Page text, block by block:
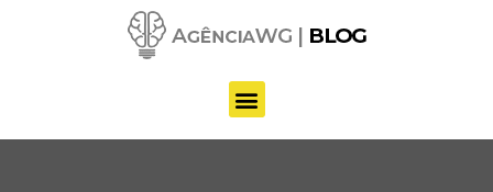
conteúdo